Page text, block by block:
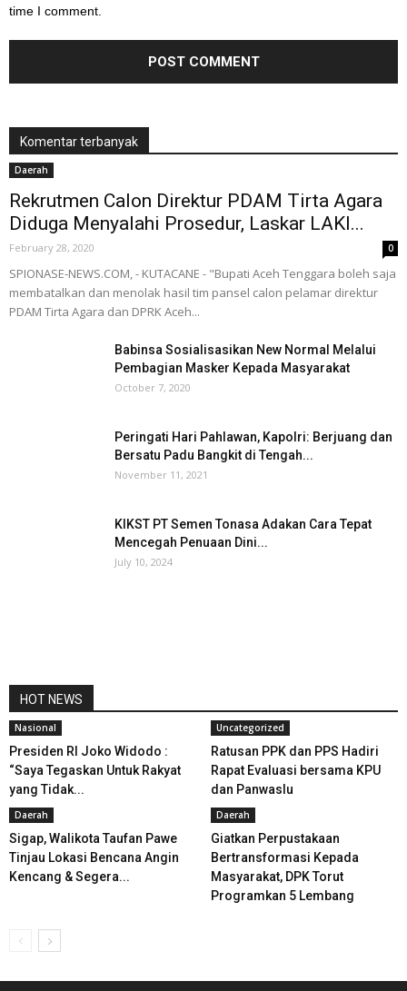
time I comment.
Komentar terbanyak
Daerah
Rekrutmen Calon Direktur PDAM Tirta Agara
Diduga Menyalahi Prosedur, Laskar LAKI...
February 28, 2020 0
SPIONASE-NEWS.COM, - KUTACANE - "Bupati Aceh Tenggara boleh saja
membatalkan dan menolak hasil tim pansel calon pelamar direktur
PDAM Tirta Agara dan DPRK Aceh...
Babinsa Sosialisasikan New Normal Melalui
Pembagian Masker Kepada Masyarakat
October 7, 2020
Peringati Hari Pahlawan, Kapolri: Berjuang dan
Bersatu Padu Bangkit di Tengah...
November 11, 2021
KIKST PT Semen Tonasa Adakan Cara Tepat
Mencegah Penuaan Dini...
July 10, 2024
HOT NEWS
Nasional
Presiden RI Joko Widodo :
“Saya Tegaskan Untuk Rakyat
yang Tidak...
Uncategorized
Ratusan PPK dan PPS Hadiri
Rapat Evaluasi bersama KPU
dan Panwaslu
Daerah
Sigap, Walikota Taufan Pawe
Tinjau Lokasi Bencana Angin
Kencang & Segera...
Daerah
Giatkan Perpustakaan
Bertransformasi Kepada
Masyarakat, DPK Torut
Programkan 5 Lembang